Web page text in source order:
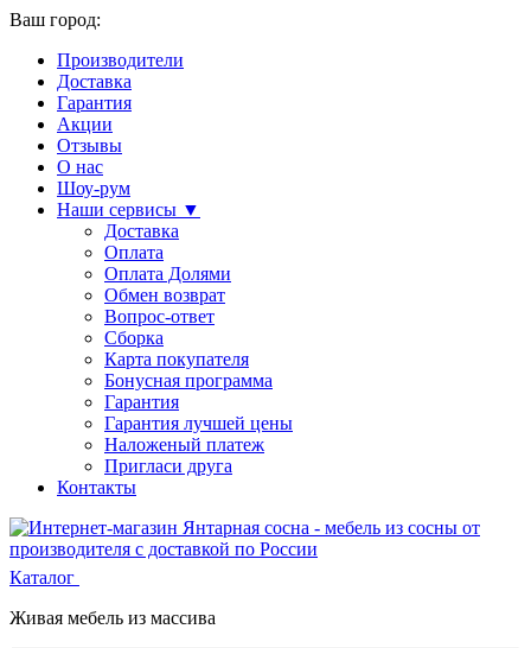
Ваш город:
Производители
Доставка
Гарантия
Акции
Отзывы
О нас
Шоу-рум
Наши сервисы ▼
Доставка
Оплата
Оплата Долями
Обмен возврат
Вопрос-ответ
Сборка
Карта покупателя
Бонусная программа
Гарантия
Гарантия лучшей цены
Наложеный платеж
Пригласи друга
Контакты
Каталог
Живая мебель из массива